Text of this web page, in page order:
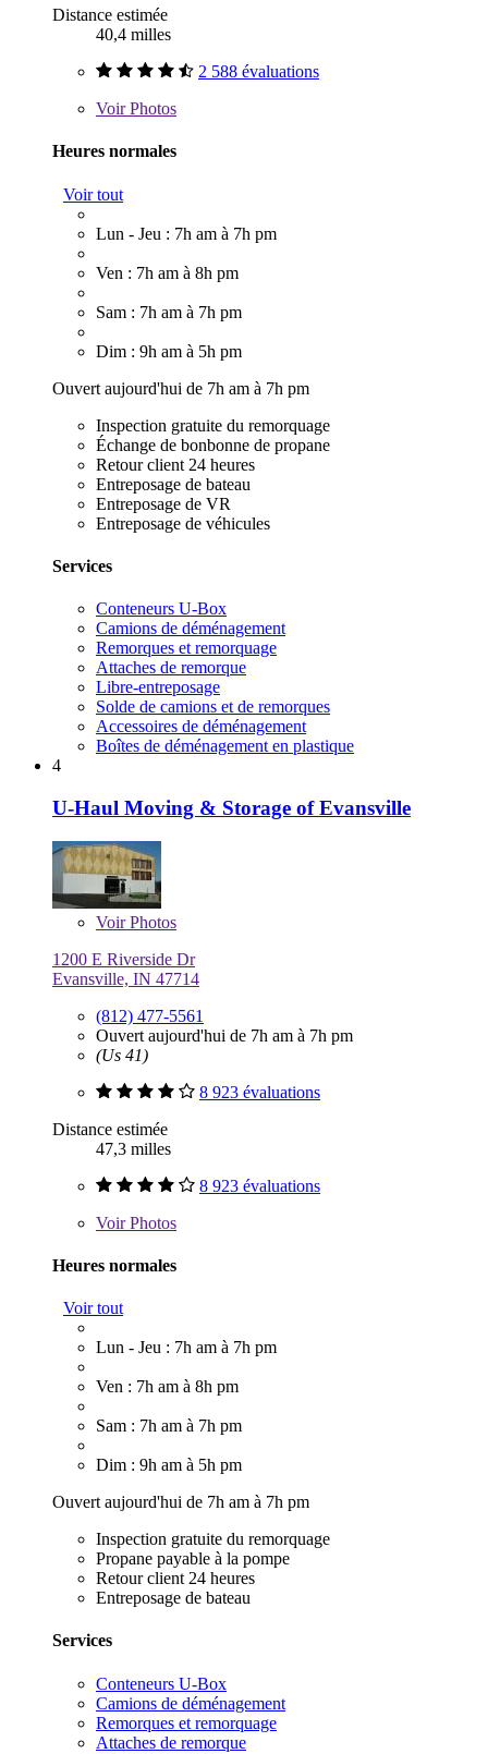
Distance estimée
40,4 milles
2 588 évaluations
VoirPhotos
Heures normales
Voir tout
Lun - Jeu : 7h am à 7h pm
Ven : 7h am à 8h pm
Sam : 7h am à 7h pm
Dim : 9h am à 5h pm
Ouvert aujourd'hui de 7h am à 7h pm
Inspection gratuite du remorquage
Échange de bonbonne de propane
Retour client 24 heures
Entreposage de bateau
Entreposage de VR
Entreposage de véhicules
Services
Conteneurs U-Box
Camions de déménagement
Remorques et remorquage
Attaches de remorque
Libre-entreposage
Solde de camions et de remorques
Accessoires de déménagement
Boîtes de déménagement en plastique
4
U-Haul Moving & Storage of Evansville
VoirPhotos
1200 E Riverside Dr
Evansville, IN 47714
(812) 477-5561
Ouvert aujourd'hui de 7h am à 7h pm
(Us 41)
8 923 évaluations
Distance estimée
47,3 milles
8 923 évaluations
VoirPhotos
Heures normales
Voir tout
Lun - Jeu : 7h am à 7h pm
Ven : 7h am à 8h pm
Sam : 7h am à 7h pm
Dim : 9h am à 5h pm
Ouvert aujourd'hui de 7h am à 7h pm
Inspection gratuite du remorquage
Propane payable à la pompe
Retour client 24 heures
Entreposage de bateau
Services
Conteneurs U-Box
Camions de déménagement
Remorques et remorquage
Attaches de remorque